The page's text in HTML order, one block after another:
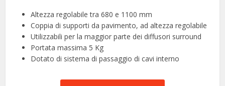
Altezza regolabile tra 680 e 1100 mm
Coppia di supporti da pavimento, ad altezza regolabile
Utilizzabili per la maggior parte dei diffusori surround
Portata massima 5 Kg
Dotato di sistema di passaggio di cavi interno